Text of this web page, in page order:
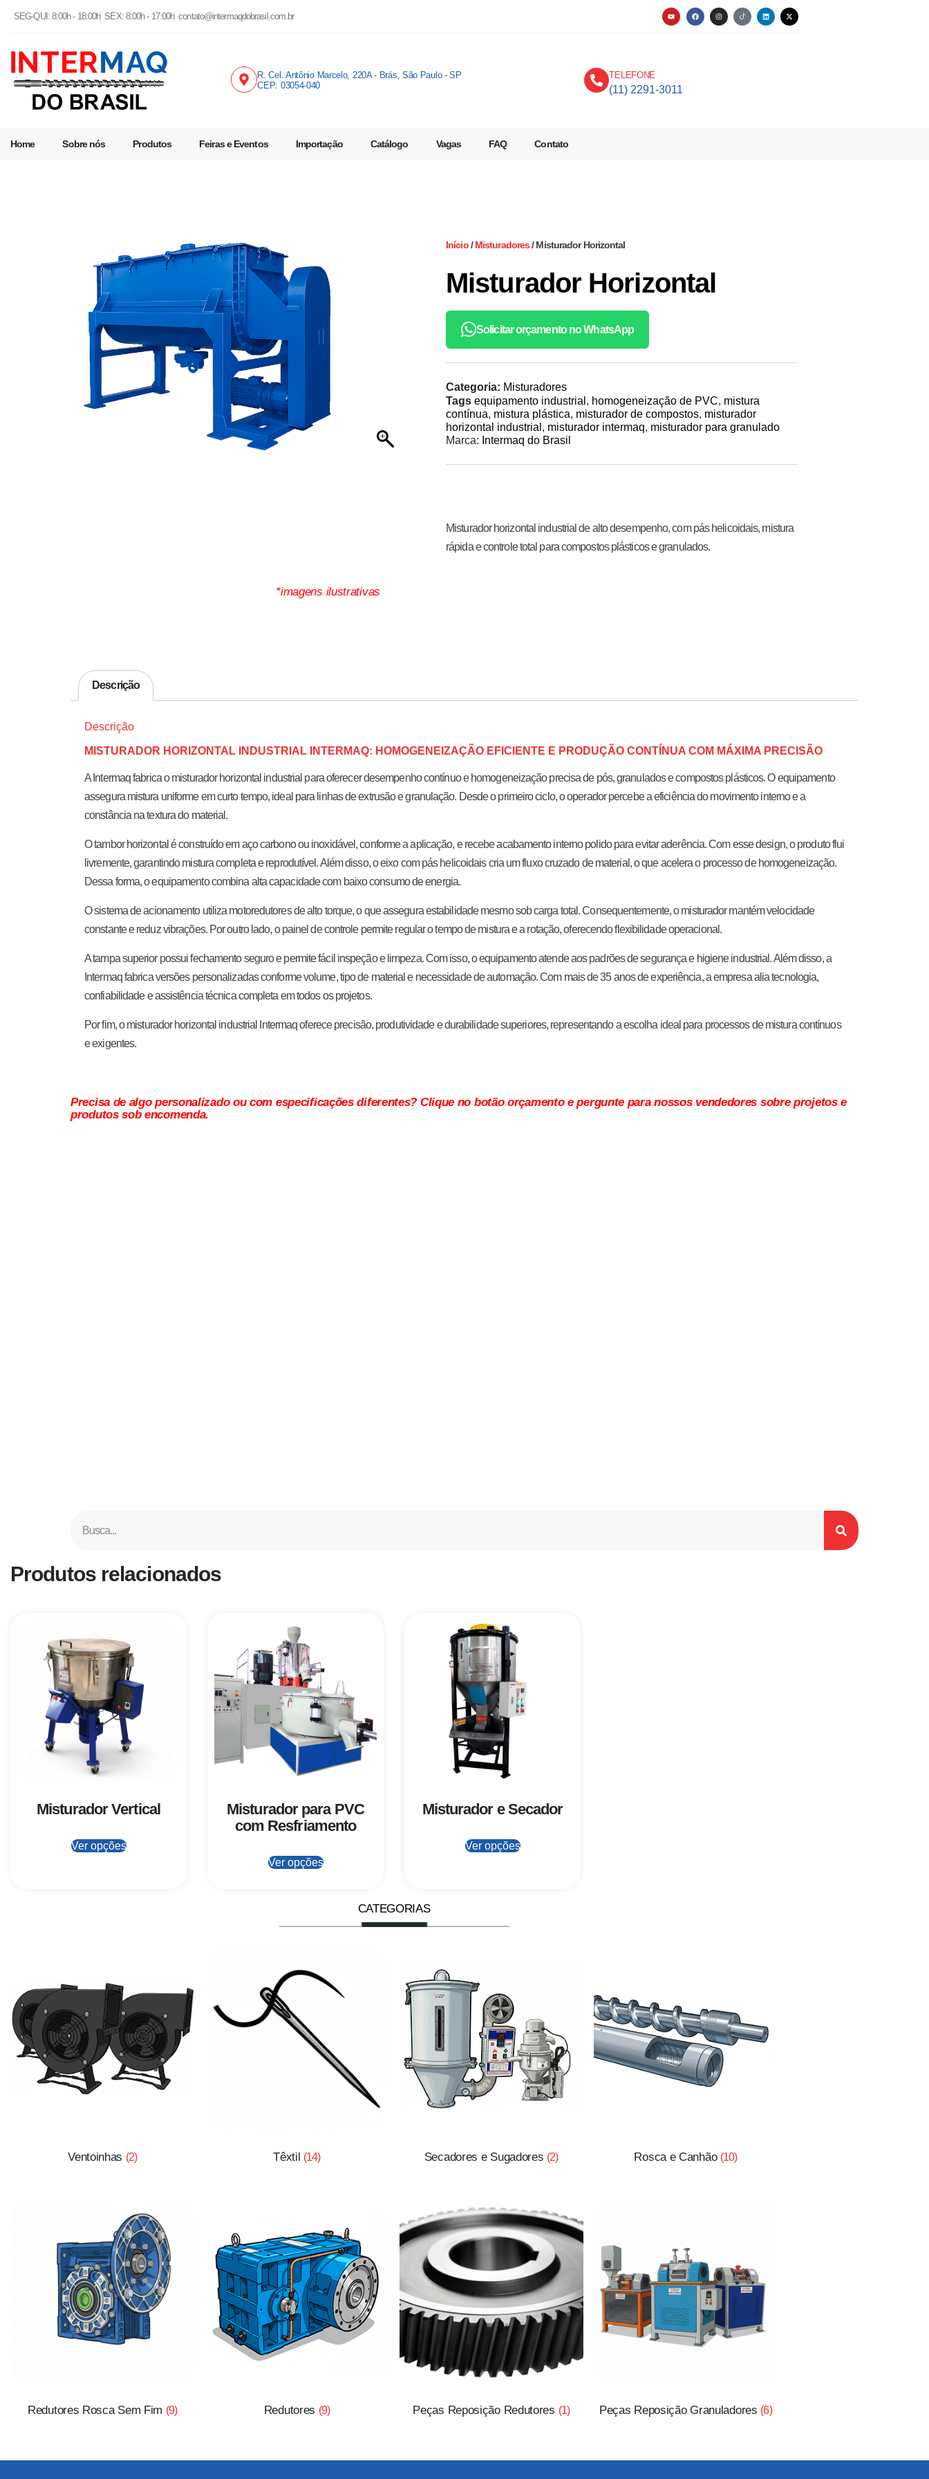
SEG-QUI: 8:00h - 18:00h SEX: 8:00h - 17:00h contato@intermaqdobrasil.com.br
R. Cel. Antônio Marcelo, 220A - Brás, São Paulo - SP
CEP: 03054-040
TELEFONE
(11) 2291-3011
Home Sobre nós Produtos Feiras e Eventos Importação Catálogo Vagas FAQ Contato
Início/Misturadores/ Misturador Horizontal
Misturador Horizontal
Solicitar orçamento no WhatsApp
Categoria: Misturadores
Tags equipamento industrial , homogeneização de PVC, mistura
contínua, mistura plástica, misturador de compostos, misturador
horizontal industrial , misturador intermaq, misturador para granulado
Marca: Intermaq do Brasil
Misturador horizontal industrial de alto desempenho, com pás helicoidais, mistura
rápida e controle total para compostos plásticos e granulados.
*imagens ilustrativas
Descrição
Descrição
MISTURADOR HORIZONTAL INDUSTRIAL INTERMAQ: HOMOGENEIZAÇÃO EFICIENTE E PRODUÇÃO CONTÍNUA COM MÁXIMA PRECISÃO
A Intermaq fabrica o misturador horizontal industrial para oferecer desempenho contínuo e homogeneização precisa de pós, granulados e compostos plásticos. O equipamento
assegura mistura uniforme em curto tempo, ideal para linhas de extrusão e granulação. Desde o primeiro ciclo, o operador percebe a eficiência do movimento interno e a
constância na textura do material.
O tambor horizontal é construído em aço carbono ou inoxidável, conforme a aplicação, e recebe acabamento interno polido para evitar aderência. Com esse design, o produto flui
livremente, garantindo mistura completa e reprodutível. Além disso, o eixo com pás helicoidais cria um fluxo cruzado de material, o que acelera o processo de homogeneização.
Dessa forma, o equipamento combina alta capacidade com baixo consumo de energia.
O sistema de acionamento utiliza motoredutores de alto torque, o que assegura estabilidade mesmo sob carga total. Consequentemente, o misturador mantém velocidade
constante e reduz vibrações. Por outro lado, o painel de controle permite regular o tempo de mistura e a rotação, oferecendo flexibilidade operacional.
A tampa superior possui fechamento seguro e permite fácil inspeção e limpeza. Com isso, o equipamento atende aos padrões de segurança e higiene industrial. Além disso, a
Intermaq fabrica versões personalizadas conforme volume, tipo de material e necessidade de automação. Com mais de 35 anos de experiência, a empresa alia tecnologia,
confiabilidade e assistência técnica completa em todos os projetos.
Por fim, o misturador horizontal industrial Intermaq oferece precisão, produtividade e durabilidade superiores, representando a escolha ideal para processos de mistura contínuos
e exigentes.
Precisa de algo personalizado ou com especificações diferentes? Clique no botão orçamento e pergunte para nossos vendedores sobre projetos e
produtos sob encomenda.
Produtos relacionados
Misturador Vertical
Ver opções
Misturador para PVC
com Resfriamento
Ver opções
Misturador e Secador
Ver opções
CATEGORIAS
Ventoinhas (2) Têxtil (14) Secadores e Sugadores (2) Rosca e Canhão (10)
Redutores Rosca Sem Fim (9) Redutores (9) Peças Reposição Redutores (1) Peças Reposição Granuladores (6)